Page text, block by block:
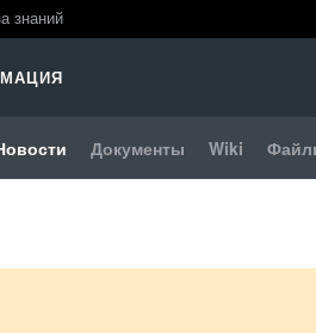
знаний
Документы Wiki